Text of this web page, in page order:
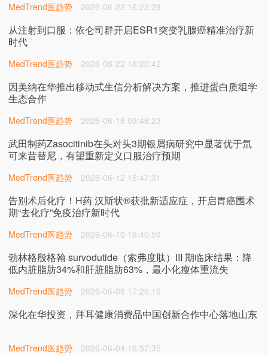
MedTrend医趋势 2026-06-22 16:22:28
从注射到口服：依仑司群开启ESR1突变乳腺癌精准治疗新
时代
MedTrend医趋势 2026-06-22 16:20:42
因美纳在华推出移动式生信分析解决方案，推进蛋白质组学
生态合作
MedTrend医趋势 2026-06-18 09:48:23
武田制药Zasocitinib在头对头3期银屑病研究中显著优于氘
可来昔替尼，有望重新定义口服治疗预期
MedTrend医趋势 2026-06-12 16:47:31
告别术后化疗！H药 汉斯状®获批新适应症，开启胃癌围术
期“去化疗”免疫治疗新时代
MedTrend医趋势 2026-06-10 16:40:59
勃林格殷格翰 survodutide（索弗度肽）III 期临床结果：降
低内脏脂肪34%和肝脏脂肪63%，最小化瘦体重流失
MedTrend医趋势 2026-06-08 17:26:10
深化在华投资，拜耳健康消费品中国创新合作中心落地山东
MedTrend医趋势 2026-06-04 16:57:35